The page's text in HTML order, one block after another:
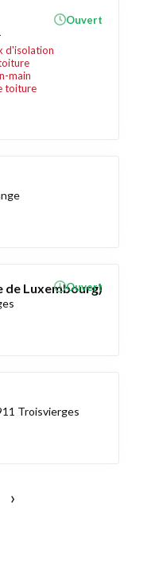
d'isolation
main
toiture
Ouvert
de Luxembourg)
Ouvert
Troisvierges
›